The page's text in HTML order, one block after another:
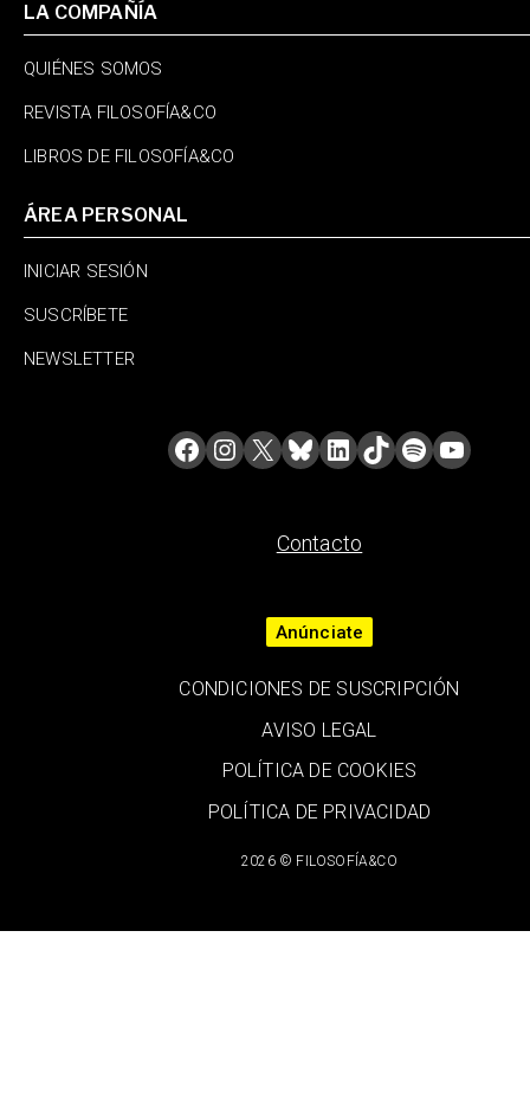
LA COMPAÑÍA
QUIÉNES SOMOS
REVISTA FILOSOFÍA&CO
LIBROS DE FILOSOFÍA&CO
ÁREA PERSONAL
INICIAR SESIÓN
SUSCRÍBETE
NEWSLETTER
Contacto
2026 © FILOSOFÍA&CO
Anúnciate
CONDICIONES DE SUSCRIPCIÓN
AVISO LEGAL
POLÍTICA DE COOKIES
POLÍTICA DE PRIVACIDAD